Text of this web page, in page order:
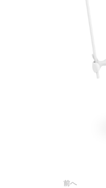
前へ